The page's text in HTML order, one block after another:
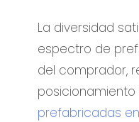
La diversidad
espectro de
del comprador,
posicionamiento
prefabricadas